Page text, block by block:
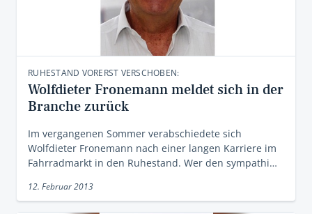
RUHESTAND VORERST VERSCHOBEN:
Wolfdieter Fronemann meldet sich in der
Branche zurück
Im vergangenen Sommer verabschiedete sich
Wolfdieter Fronemann nach einer langen Karriere im
Fahrradmarkt in den Ruhestand. Wer den sympathi…
12. Februar 2013